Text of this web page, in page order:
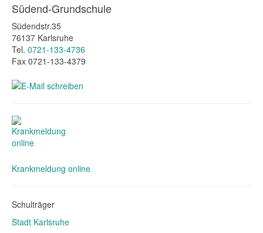
Südend-Grundschule
Südendstr.35
76137 Karlsruhe
Tel. 0721-133-4736
Fax 0721-133-4379
Krankmeldung online
Schulträger
Stadt Karlsruhe